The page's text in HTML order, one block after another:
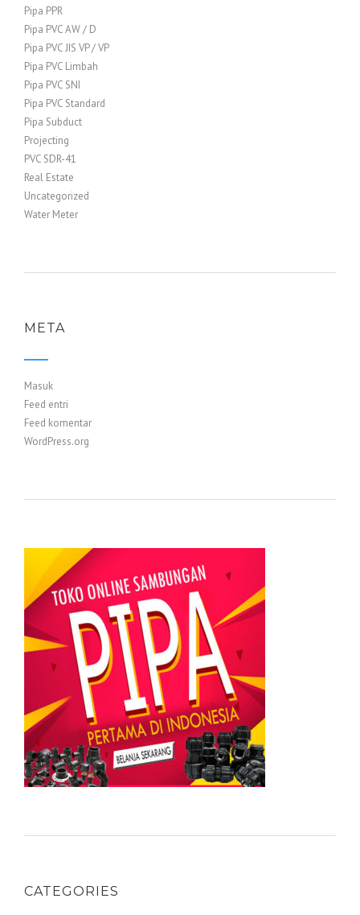
Pipa PPR
Pipa PVC AW / D
Pipa PVC JIS VP / VP
Pipa PVC Limbah
Pipa PVC SNI
Pipa PVC Standard
Pipa Subduct
Projecting
PVC SDR-41
Real Estate
Uncategorized
Water Meter
META
Masuk
Feed entri
Feed komentar
WordPress.org
CATEGORIES